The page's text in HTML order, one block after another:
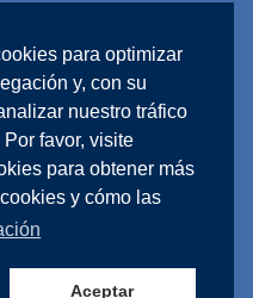
para optimizar
y, con su
nuestro tráfico
favor, visite
para obtener más
y cómo las
Aceptar